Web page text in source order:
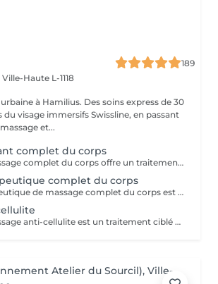
189
Ville-Haute L-1118
à Hamilius. Des soins express de 30
du visage immersifs Swissline, en passant
et...
complet du corps
Ce service de massage complet du corps offre un traitement complet et relaxant conçu pour travailler sur tout le corps : cou, épaules, dos, bras, mains, jambes, pieds. Il utilise des techniques fluides à moyenne pression pour relâcher la tension musculaire, améliorer la flexibilité et favoriser la relaxation profonde, ce qui le rend idéal pour soulager le stress, les douleurs quotidiennes ou simplement rétablir l'équilibre après une semaine chargée.
complet du corps
Ce service thérapeutique de massage complet du corps est une séance ciblée et axée sur le traitement qui aborde la tension musculaire spécifique, les déséquilibres posturaux et les schémas de douleur chronique dans tout le corps. En utilisant des techniques plus profondes et ciblées telles que la libération myofasciale, le travail au point de déclenchement et l'étirement des fibres croisées, il vise à corriger les restrictions musculaires, à améliorer la mobilité articulaire et à restaurer le mouvement fonctionnel, ce qui le rend idéal pour les personnes souffrant d'inconfort récurrent ou de modes de vie actifs. Principaux avantages Soulage la tension musculaire chronique et la douleur, en particulier dans le cou, les épaules, le dos, les hanches et les jambes, en travaillant sur les tissus profonds et les points de déclenchement. Améliore la posture et la mobilité des articulations en relâchant les muscles tendus et le fascia, aidant le corps à bouger plus librement et avec moins de fatigue. Favorise la récupération et la performance des blessures en réduisant la raideur musculaire, en améliorant la circulation et en raccourcissant le temps de récupération après l'activité physique.
Ce service de massage anti-cellulite est un traitement ciblé et stimulant conçu pour améliorer l'apparence et la texture de la peau généralement affectée par la cellulite, en particulier sur les cuisses, les hanches, les fesses et parfois l'abdomen. En utilisant des techniques fermes et rythmiques telles que le pétrissage profond, le drainage lymphatique et les pressions circulaires, il vise à briser les dépôts graisseux, à stimuler la circulation et à encourager l'élimination des fluides et des toxines retenus du tissu. Principaux avantages : Aide à réduire l'apparence visible de la cellulite en améliorant le flux sanguin et le drainage lymphatique dans les zones ciblées. Soutient une peau plus lisse et plus ferme en encourageant la dégradation des dépôts graisseux et en réduisant la rétention d'eau. Favorise une meilleure circulation et une meilleure désintoxication, ce qui peut laisser la peau plus douce, plus tonique et moins de fossettes au fil du temps avec des séances régulières.